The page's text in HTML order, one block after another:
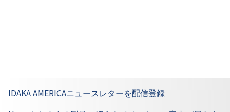
IDAKA AMERICAニュースレターを配信登録